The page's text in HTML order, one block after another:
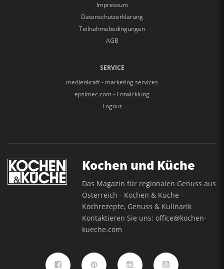
Impressum
Datenschutzerklärung
Teilnahmebedingungen
AGB
SERVICE
medienkraft - marketing services
epsimec.com - Entwicklung
Logout
Kochen und Küche
Das Magazin für regionalen Genuss aus
Österreich - Kochen & Küche -
Kochrezepte, Genuss & Kulinarik
Kontaktieren Sie uns:office@kochen-
kueche.com